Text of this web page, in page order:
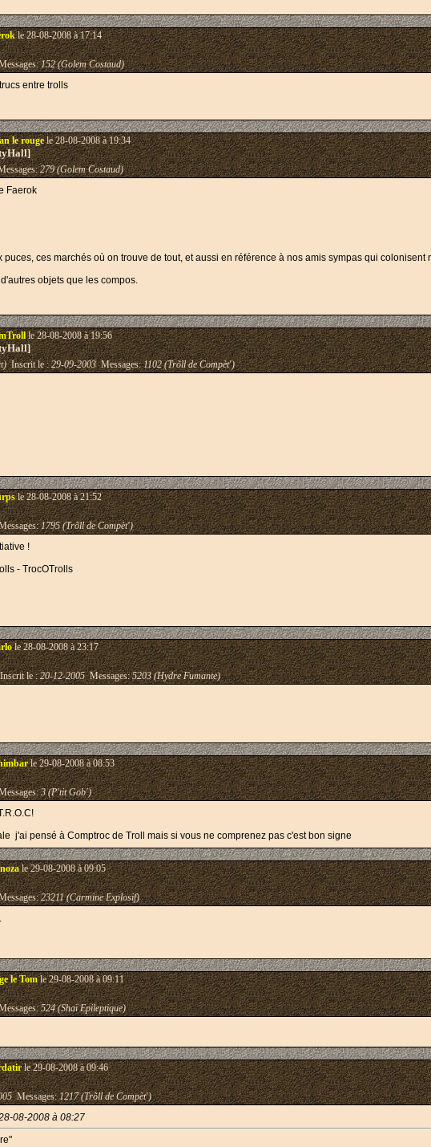
le 28-08-2008 à 17:14
152 (Golem Costaud)
entre trolls
le rougele 28-08-2008 à 19:34
279 (Golem Costaud)
Faerok
puces, ces marchés où on trouve de tout, et aussi en référence à nos amis sympas qui colonisent
objets que les compos.
le 28-08-2008 à 19:56
Inscrit le :29-09-2003Messages:1102 (Trõll de Compèt')
le 28-08-2008 à 21:52
1795 (Trõll de Compèt')
!
- TrocOTrolls
le 28-08-2008 à 23:17
le :20-12-2005Messages:5203 (Hydre Fumante)
le 29-08-2008 à 08:53
3 (P'tit Gob')
j'ai pensé à Comptroc de Troll mais si vous ne comprenez pas c'est bon signe
le 29-08-2008 à 09:05
23211 (Carmine Explosif)
le Tomle 29-08-2008 à 09:11
524 (Shaï Epileptique)
le 29-08-2008 à 09:46
Messages:1217 (Trõll de Compèt')
08-2008 à 08:27